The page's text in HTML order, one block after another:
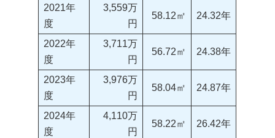
2021年
度
3,559万
円
58.12㎡ 24.32年
2022年
度
3,711万
円
56.72㎡ 24.38年
2023年
度
3,976万
円
58.04㎡ 24.87年
2024年
度
4,110万
円
58.22㎡ 26.42年